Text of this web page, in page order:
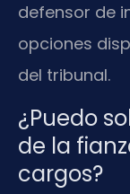
defensor de
opciones
del tribunal.
¿Puedo
de la
cargos?